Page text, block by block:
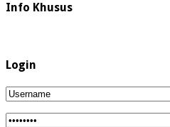
Info Khusus
Login